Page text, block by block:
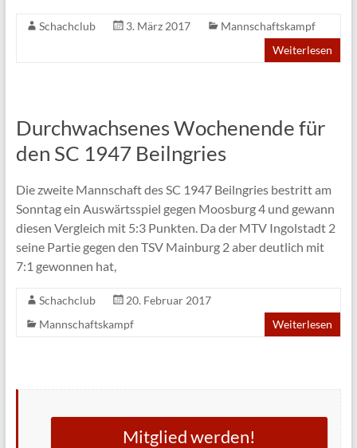
Schachclub 3. März 2017
Mannschaftskampf
Weiterlesen
Durchwachsenes Wochenende für
den SC 1947 Beilngries
Die zweite Mannschaft des SC 1947 Beilngries bestritt am
Sonntag ein Auswärtsspiel gegen Moosburg 4 und gewann
diesen Vergleich mit 5:3 Punkten. Da der MTV Ingolstadt 2
seine Partie gegen den TSV Mainburg 2 aber deutlich mit
7:1 gewonnen hat,
Schachclub
20. Februar 2017
Mannschaftskampf
Weiterlesen
Mitglied werden!